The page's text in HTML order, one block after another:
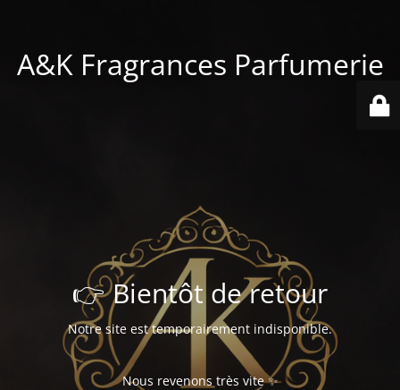
A&K Fragrances Parfumerie
👉 Bientôt de retour
Notre site est temporairement indisponible.
Nous revenons très vite ✨